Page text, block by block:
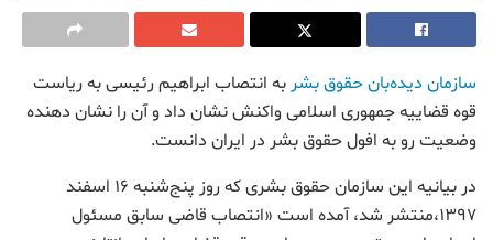
سازمان دیده‌بان حقوق بشربه انتصاب ابراهیم رئیسی به ریاست
قوه قضاییه جمهوری اسلامی واکنش نشان داد و آن را نشان دهنده
وضعیت رو به افول حقوق بشر در ایران دانست.
در بیانیه این سازمان حقوق بشری که روز پنج‌شنبه ۱۶ اسفند
۱۳۹۷،منتشر شد، آمده است «انتصاب قاضی سابق مسئول